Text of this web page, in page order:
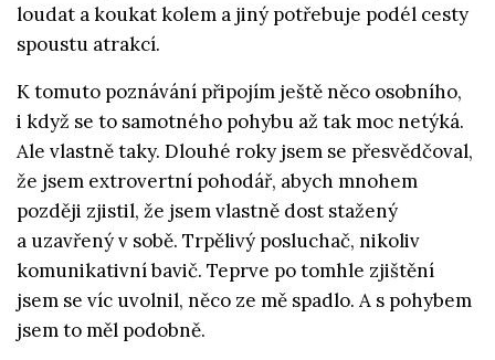
loudat a koukat kolem a jiný potřebuje podél cesty
spoustu atrakcí.
K tomuto poznávání připojím ještě něco osobního,
i když se to samotného pohybu až tak moc netýká.
Ale vlastně taky. Dlouhé roky jsem se přesvědčoval,
že jsem extrovertní pohodář, abych mnohem
později zjistil, že jsem vlastně dost stažený
a uzavřený v sobě. Trpělivý posluchač, nikoliv
komunikativní bavič. Teprve po tomhle zjištění
jsem se víc uvolnil, něco ze mě spadlo. A s pohybem
jsem to měl podobně.